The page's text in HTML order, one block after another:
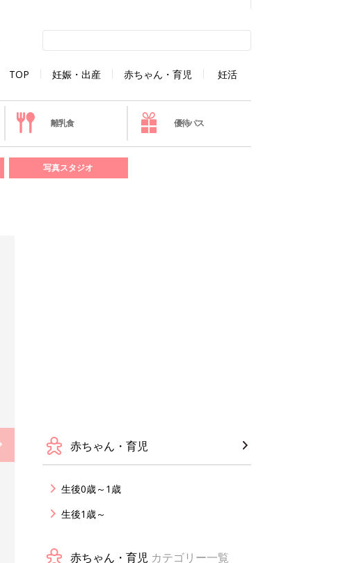
TOP 妊娠・出産 赤ちゃん・育児 妊活
離乳食 優待パス
写真スタジオ
赤ちゃん・育児
生後0歳～1歳
生後1歳～
赤ちゃん・育児 カテゴリー一覧